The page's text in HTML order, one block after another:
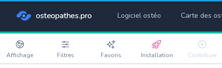
osteopathes.pro Logiciel ostéo Carte des
Affichage Filtres Favoris Installation Contribuer